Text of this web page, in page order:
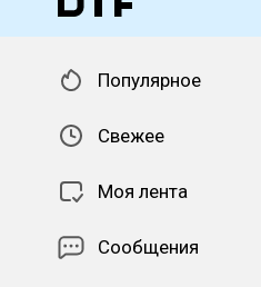
Популярное
Свежее
Моя лента
Сообщения